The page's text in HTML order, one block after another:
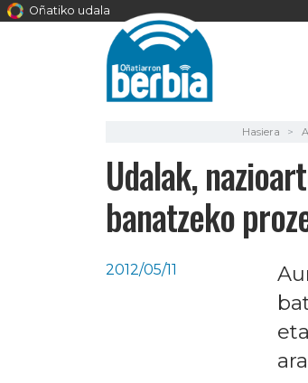
Oñatiko udala
Hasiera
Udalak,
banatzeko
2012/05/11